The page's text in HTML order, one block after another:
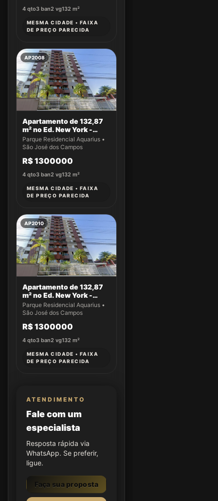
4 qto3 ban2 vg132 m²
MESMA CIDADE • FAIXA
DE PREÇO PARECIDA
AP2008
Apartamento de 132,87
m² no Ed. New York -
Apto 61
Parque Residencial Aquarius •
São José dos Campos
R$ 1300000
4 qto3 ban2 vg132 m²
MESMA CIDADE • FAIXA
DE PREÇO PARECIDA
AP2010
Apartamento de 132,87
m² no Ed. New York -
Apto 22
Parque Residencial Aquarius •
São José dos Campos
R$ 1300000
4 qto3 ban2 vg132 m²
MESMA CIDADE • FAIXA
DE PREÇO PARECIDA
ATENDIMENTO
Fale com um
especialista
Resposta rápida via
WhatsApp. Se preferir,
ligue.
Faça sua proposta